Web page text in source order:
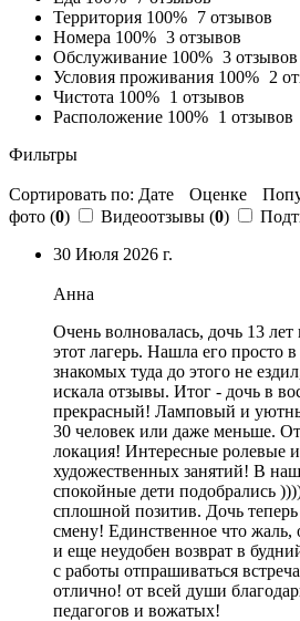
Территория 100% 7 отзывов
Номера 100% 3 отзывов
Обслуживание 100% 3 отзывов
Условия проживания 100% 2
Чистота 100% 1 отзывов
Расположение 100% 1 отзывов
Фильтры
Сортировать по: Дате Оценке
фото (0) Видеоотзывы (0)
30 Июля 2026 г.
Анна
Очень волновалась, дочь 13
этот лагерь. Нашла его просто
знакомых туда до этого не
искала отзывы. Итог - дочь в
прекрасный! Ламповый и
30 человек или даже меньше.
локация! Интересные ролевые
художественных занятий! В
спокойные дети подобрались
сплошной позитив. Дочь
смену! Единственное что жаль,
и еще неудобен возврат в
с работы отпрашиваться
отлично! от всей души
педагогов и вожатых!